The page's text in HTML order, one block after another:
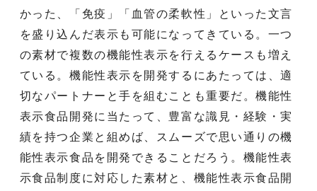
かった、「免疫」「血管の柔軟性」といった文言
を盛り込んだ表示も可能になってきている。一つ
の素材で複数の機能性表示を行えるケースも増え
ている。機能性表示を開発するにあたっては、適
切なパートナーと手を組むことも重要だ。機能性
表示食品開発に当たって、豊富な識見・経験・実
績を持つ企業と組めば、スムーズで思い通りの機
能性表示食品を開発できることだろう。機能性表
示食品制度に対応した素材と、機能性表示食品開